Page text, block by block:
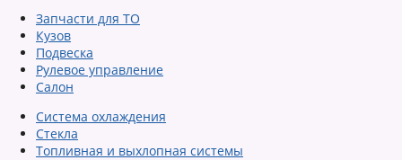
Запчасти для ТО
Кузов
Подвеска
Рулевое управление
Салон
Система охлаждения
Стекла
Топливная и выхлопная системы